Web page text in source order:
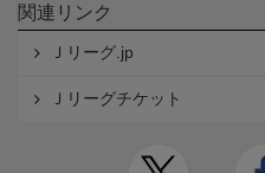
関連リンク
Ｊリーグ.jp
Ｊリーグチケット